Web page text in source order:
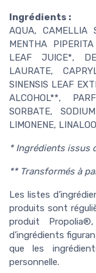
Ingrédients :
AQUA, CAMELLIA
MENTHA
LEAF JUICE*,
LAURATE,
SINENSIS LEAF
ALCOHOL**,
SORBATE,
LIMONENE,
* Ingrédients issus
** Transformés à
Les listes
produits sont
produit
d’ingrédients
que les
personnelle.